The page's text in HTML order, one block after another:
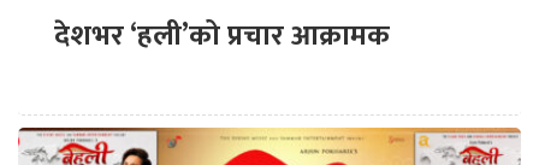
देशभर ‘हली’को प्रचार आक्रामक